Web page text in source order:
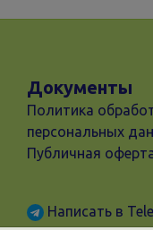
Документы
Политика
персональных
Публичная
Написать в